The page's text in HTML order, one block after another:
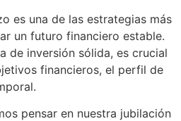
es una de las estrategias más
un futuro financiero estable.
de inversión sólida, es crucial
financieros, el perfil de
pensar en nuestra jubilación